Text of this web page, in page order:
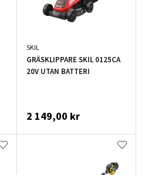
SKIL
GRÄSKLIPPARE SKIL 0125CA
20V UTAN BATTERI
2 149,00 kr